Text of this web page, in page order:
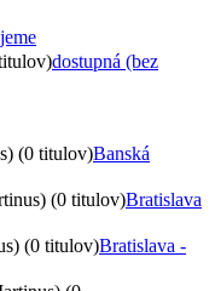
dostupná (bez
(0 titulov)Banská
(0 titulov)Bratislava
(0 titulov)Bratislava -